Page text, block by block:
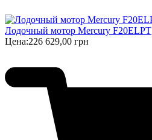
Лодочный мотор Mercury F20ELPT
Цена:226 629,00 грн